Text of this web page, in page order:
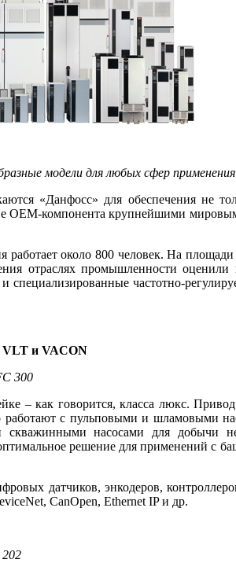
модели для любых сфер применения
«Данфосс» для обеспечения не
компонента крупнейшими
около 800 человек. На
отраслях промышленности оценили
специализированные частотно-
и VACON
300
– как говорится, класса люкс.
с пульповыми и шламовыми
скважинными насосами для добычи
решение для применений с
датчиков, энкодеров,
CanOpen, Ethernet IP и др.